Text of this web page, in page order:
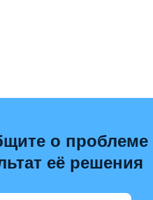
о проблеме
её решения